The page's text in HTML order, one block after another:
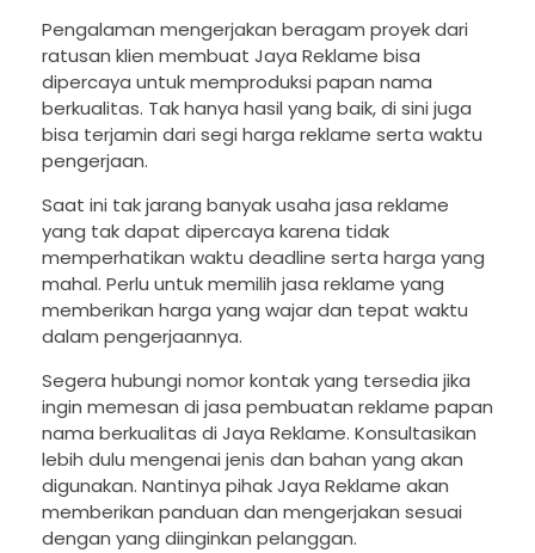
Pengalaman mengerjakan beragam proyek dari
ratusan klien membuat Jaya Reklame bisa
dipercaya untuk memproduksi papan nama
berkualitas. Tak hanya hasil yang baik, di sini juga
bisa terjamin dari segi harga reklame serta waktu
pengerjaan.
Saat ini tak jarang banyak usaha jasa reklame
yang tak dapat dipercaya karena tidak
memperhatikan waktu deadline serta harga yang
mahal. Perlu untuk memilih jasa reklame yang
memberikan harga yang wajar dan tepat waktu
dalam pengerjaannya.
Segera hubungi nomor kontak yang tersedia jika
ingin memesan di jasa pembuatan reklame papan
nama berkualitas di Jaya Reklame. Konsultasikan
lebih dulu mengenai jenis dan bahan yang akan
digunakan. Nantinya pihak Jaya Reklame akan
memberikan panduan dan mengerjakan sesuai
dengan yang diinginkan pelanggan.